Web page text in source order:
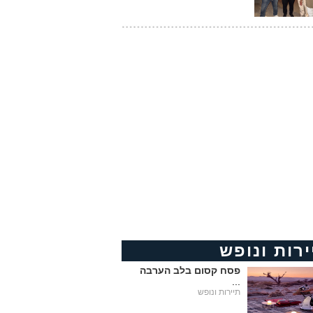
ונופש
פסח קסום בלב הערבה
תיירות ונופש